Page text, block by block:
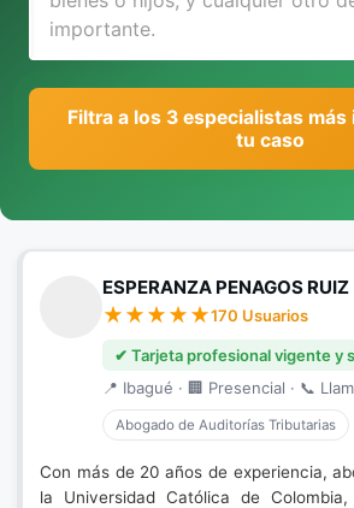
Filtra a los 3 especialistas
tu caso
ESPERANZA PENAGOS RUIZ
170 Usuarios
✔ Tarjeta profesional vigente y
📍 Ibagué · 🏢 Presencial · 📞
Abogado de Auditorías Tributarias
Con más de 20 años de experiencia,
la Universidad Católica de